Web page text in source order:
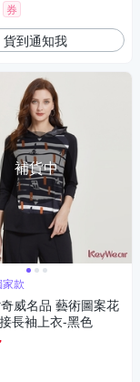
券
貨到通知我
補貨中
款
威名品 藝術圖案花
長袖上衣-黑色